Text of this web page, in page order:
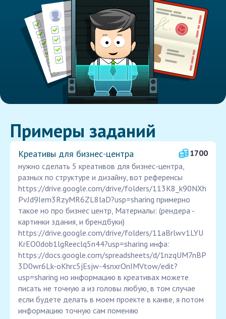
Примеры заданий
Креативы для бизнес‑центра
1700
нужно сделать 5 креативов для бизнес-центра,
разных по структуре и дизайну, вот референсы
https://drive.google.com/drive/folders/113K8_k90NXh
PvJd9Iem3RzyMR6ZL8laD?usp=sharing примерно
такое но про бизнес центр, Материалы: (рендера -
картинки здания, и брендбуки)
https://drive.google.com/drive/folders/11aBrlwv1LYU
KrEO0dob1lgReeclq5n44?usp=sharing инфа:
https://docs.google.com/spreadsheets/d/1nzqUM7nBP
3D0wr6Lk-oKhrc5jEsjw-4snxrOnIMVtow/edit?
usp=sharing но информацию в креативах можете
писать не точную а из головы любую, в том случае
если будете делать в моем проекте в канве, я потом
информацию точную сам поменяю